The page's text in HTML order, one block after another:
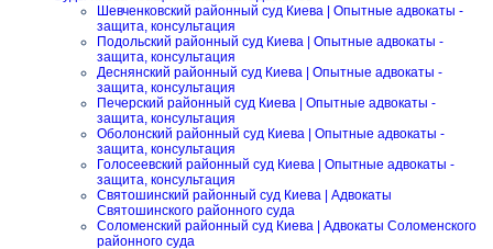
Шевченковский районный суд Киева | Опытные адвокаты -
защита, консультация
Подольский районный суд Киева | Опытные адвокаты -
защита, консультация
Деснянский районный суд Киева | Опытные адвокаты -
защита, консультация
Печерский районный суд Киева | Опытные адвокаты -
защита, консультация
Оболонский районный суд Киева | Опытные адвокаты -
защита, консультация
Голосеевский районный суд Киева | Опытные адвокаты -
защита, консультация
Святошинский районный суд Киева | Адвокаты
Святошинского районного суда
Соломенский районный суд Киева | Адвокаты Соломенского
районного суда